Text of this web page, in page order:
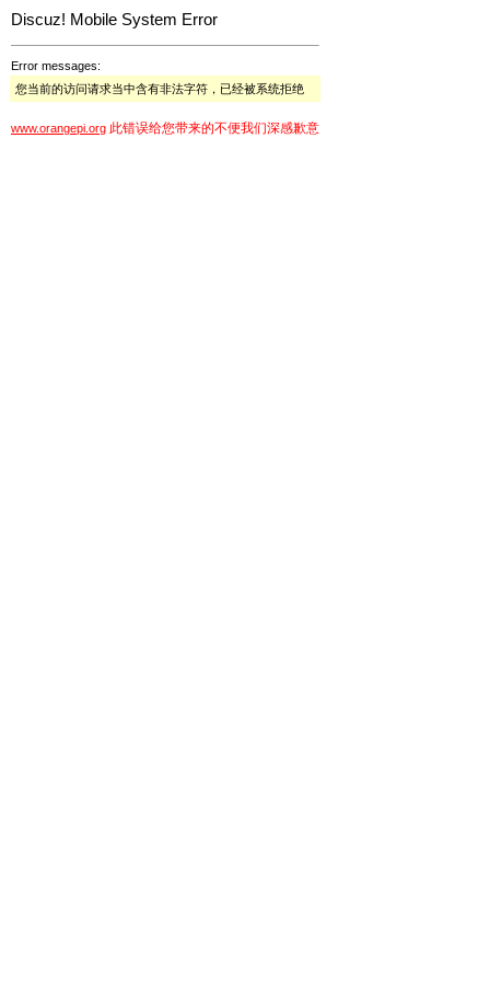
Discuz! Mobile System Error
Error messages:
您当前的访问请求当中含有非法字符，已经被系统拒绝
www.orangepi.org 此错误给您带来的不便我们深感歉意